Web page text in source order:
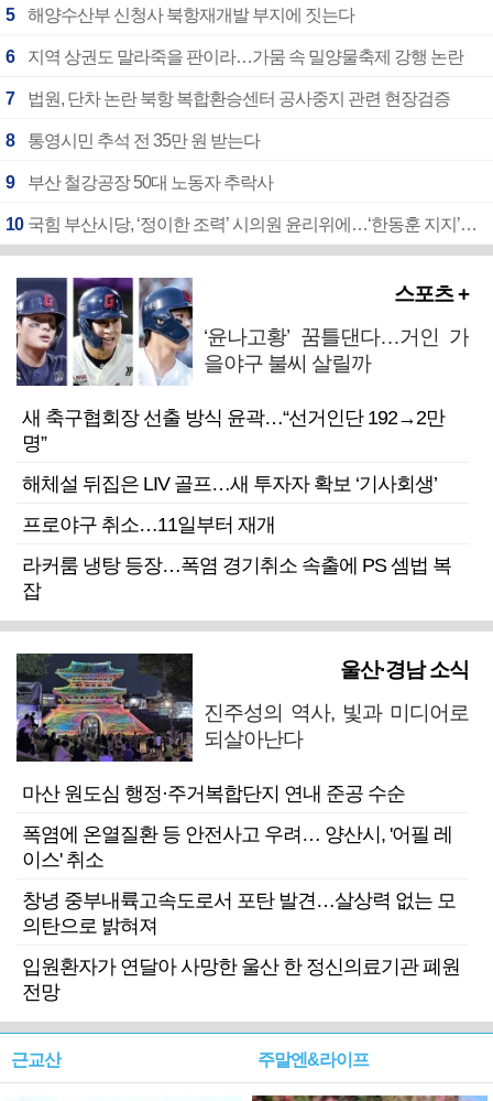
5 해양수산부 신청사 북항재개발 부지에 짓는다
6 지역 상권도 말라죽을 판이라…가뭄 속 밀양물축제 강행 논란
7 법원, 단차 논란 북항 복합환승센터 공사중지 관련 현장검증
8 통영시민 추석 전 35만 원 받는다
9 부산 철강공장 50대 노동자 추락사
10 국힘 부산시당, ‘정이한 조력’ 시의원 윤리위에…‘한동훈 지지’도 신고접수
스포츠 +
‘윤나고황’ 꿈틀댄다…거인 가
을야구 불씨 살릴까
새 축구협회장 선출 방식 윤곽…“선거인단 192→2만
명”
해체설 뒤집은 LIV 골프…새 투자자 확보 ‘기사회생’
프로야구 취소…11일부터 재개
라커룸 냉탕 등장…폭염 경기취소 속출에 PS 셈법 복
잡
울산·경남 소식
진주성의 역사, 빛과 미디어로
되살아난다
마산 원도심 행정·주거복합단지 연내 준공 수순
폭염에 온열질환 등 안전사고 우려… 양산시, '어필 레
이스' 취소
창녕 중부내륙고속도로서 포탄 발견…살상력 없는 모
의탄으로 밝혀져
입원환자가 연달아 사망한 울산 한 정신의료기관 폐원
전망
근교산 주말엔&라이프